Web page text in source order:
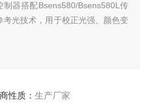
器搭配Bsens580/Bsens580L传
光技术，用于校正光强、颜色变
性质： 生产厂家